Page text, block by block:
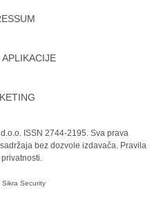
ISSN 2744-2195. Sva prava
bez dozvole izdavača. Pravila
Sikra Security